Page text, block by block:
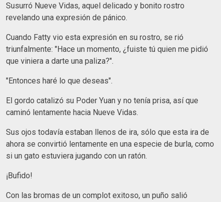
Susurró Nueve Vidas, aquel delicado y bonito rostro
revelando una expresión de pánico.
Cuando Fatty vio esta expresión en su rostro, se rió
triunfalmente: "Hace un momento, ¿fuiste tú quien me pidió
que viniera a darte una paliza?".
"Entonces haré lo que deseas".
El gordo catalizó su Poder Yuan y no tenía prisa, así que
caminó lentamente hacia Nueve Vidas.
Sus ojos todavía estaban llenos de ira, sólo que esta ira de
ahora se convirtió lentamente en una especie de burla, como
si un gato estuviera jugando con un ratón.
¡Bufido!
Con las bromas de un complot exitoso, un puño salió